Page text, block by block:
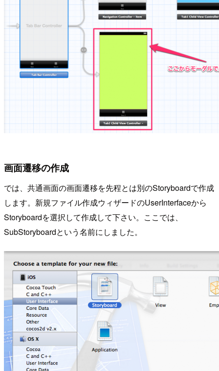
画面遷移の作成
では、共通画面の画面遷移を先程とは別のStoryboardで作成
します。新規ファイル作成ウィザードのUserInterfaceから
Storyboardを選択して作成して下さい。ここでは、
SubStoryboardという名前にしました。